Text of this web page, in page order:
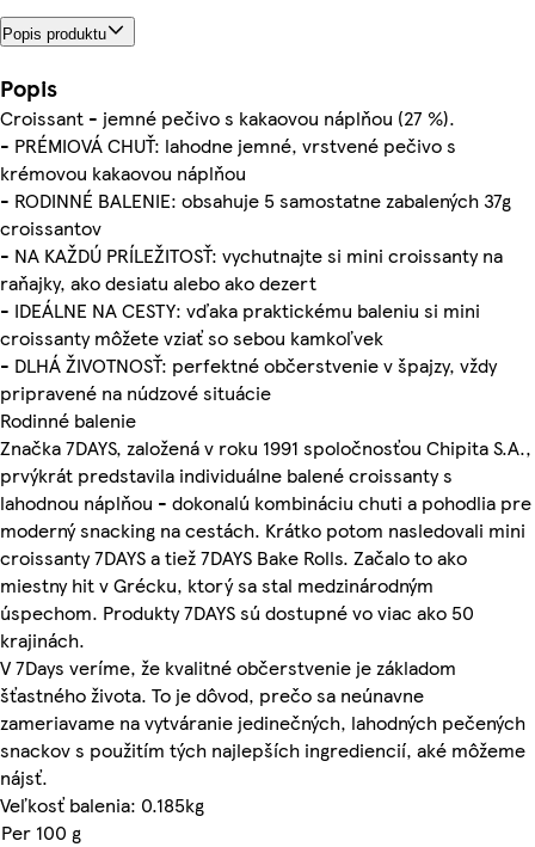
Popis produktu
Popis
Croissant - jemné pečivo s kakaovou náplňou (27 %).
- PRÉMIOVÁ CHUŤ: lahodne jemné, vrstvené pečivo s
krémovou kakaovou náplňou
- RODINNÉ BALENIE: obsahuje 5 samostatne zabalených 37g
croissantov
- NA KAŽDÚ PRÍLEŽITOSŤ: vychutnajte si mini croissanty na
raňajky, ako desiatu alebo ako dezert
- IDEÁLNE NA CESTY: vďaka praktickému baleniu si mini
croissanty môžete vziať so sebou kamkoľvek
- DLHÁ ŽIVOTNOSŤ: perfektné občerstvenie v špajzy, vždy
pripravené na núdzové situácie
Rodinné balenie
Značka 7DAYS, založená v roku 1991 spoločnosťou Chipita S.A.,
prvýkrát predstavila individuálne balené croissanty s
lahodnou náplňou - dokonalú kombináciu chuti a pohodlia pre
moderný snacking na cestách. Krátko potom nasledovali mini
croissanty 7DAYS a tiež 7DAYS Bake Rolls. Začalo to ako
miestny hit v Grécku, ktorý sa stal medzinárodným
úspechom. Produkty 7DAYS sú dostupné vo viac ako 50
krajinách.
V 7Days veríme, že kvalitné občerstvenie je základom
šťastného života. To je dôvod, prečo sa neúnavne
zameriavame na vytváranie jedinečných, lahodných pečených
snackov s použitím tých najlepších ingrediencií, aké môžeme
nájsť.
Veľkosť balenia: 0.185kg
Per 100 g